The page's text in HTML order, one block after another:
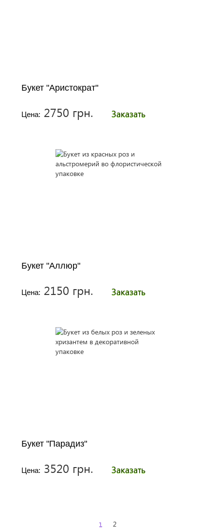
Букет "Аристократ"
Цена: 2750 грн. Заказать
Букет "Аллюр"
Цена: 2150 грн. Заказать
Букет "Парадиз"
Цена: 3520 грн. Заказать
1
2